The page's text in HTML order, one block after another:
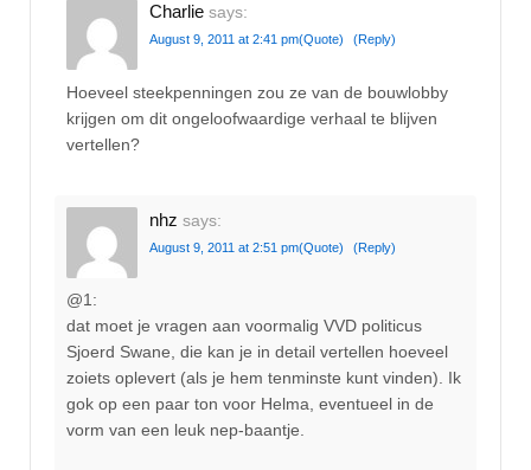
Charlie says:
August 9, 2011 at 2:41 pm(Quote) (Reply)
Hoeveel steekpenningen zou ze van de bouwlobby
krijgen om dit ongeloofwaardige verhaal te blijven
vertellen?
nhz says:
August 9, 2011 at 2:51 pm(Quote) (Reply)
@1:
dat moet je vragen aan voormalig VVD politicus
Sjoerd Swane, die kan je in detail vertellen hoeveel
zoiets oplevert (als je hem tenminste kunt vinden). Ik
gok op een paar ton voor Helma, eventueel in de
vorm van een leuk nep-baantje.